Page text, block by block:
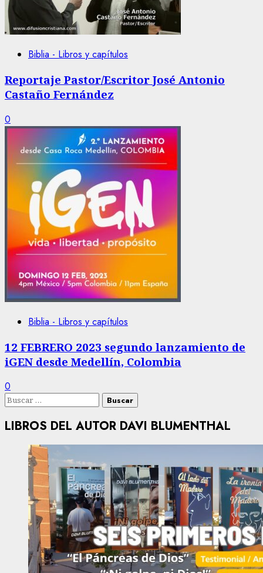
Biblia - Libros y capítulos
Reportaje Pastor/Escritor José Antonio
Castaño Fernández
0
Biblia - Libros y capítulos
12 FEBRERO 2023 segundo lanzamiento de
iGEN desde Medellín, Colombia
0
Buscar:
LIBROS DEL AUTOR DAVI BLUMENTHAL